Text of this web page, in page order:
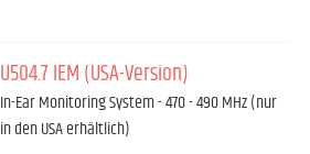
U504.7 IEM (USA-Version)
In-Ear Monitoring System - 470 - 490 MHz (nur
in den USA erhältlich)